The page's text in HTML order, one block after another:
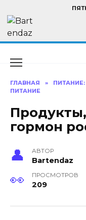
содержанию
ГЛАВНАЯ »
ПИТАНИЕ
гормон
АВТОР
Bartendaz
ПРОСМОТРОВ
209